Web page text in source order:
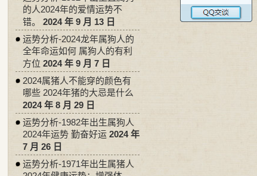
的人2024年的爱情运势不
错。
2024 年 9 月 13 日
运势分析-2024龙年属狗人的
全年命运如何 属狗人的有利
方位 2024 年 9 月 7 日
2024属猪人不能穿的颜色有
哪些 2024年猪的大忌是什么
2024 年 8 月 29 日
运势分析-1982年出生属狗人
2024年运势 勤奋好运 2024 年
7 月 26 日
运势分析-1971年出生属猪人